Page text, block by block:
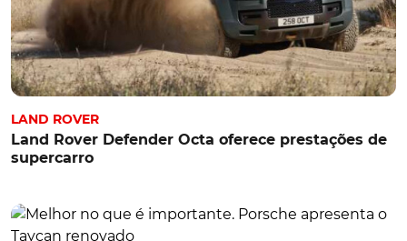
Testes
LAND ROVER
Land Rover Defender Octa oferece prestações de
supercarro